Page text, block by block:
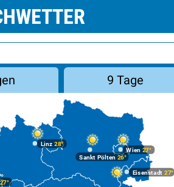
9 Tage
Linz 28°
Wien 27°
Eisenstadt 27°
Sankt Pölten 26°